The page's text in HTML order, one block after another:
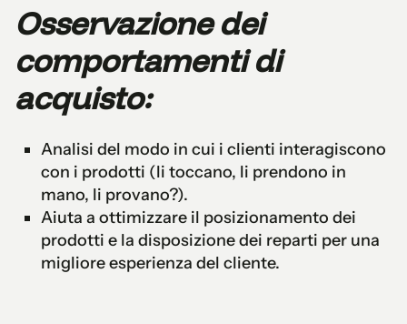
Osservazione dei
comportamenti di
acquisto:
Analisi del modo in cui i clienti interagiscono
con i prodotti (li toccano, li prendono in
mano, li provano?).
Aiuta a ottimizzare il posizionamento dei
prodotti e la disposizione dei reparti per una
migliore esperienza del cliente.